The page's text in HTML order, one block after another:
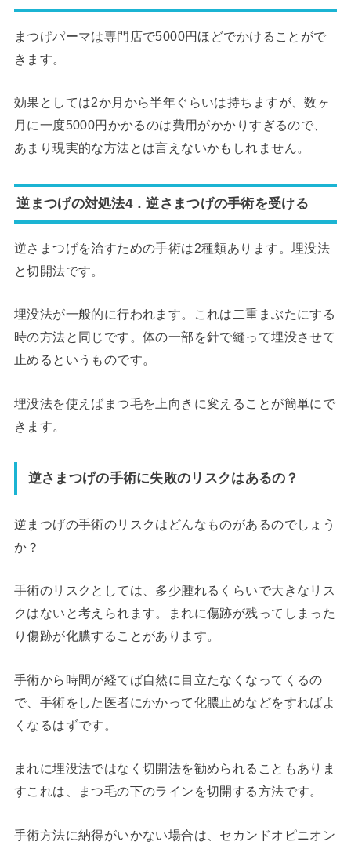
まつげパーマは専門店で5000円ほどでかけることがで
きます。
効果としては2か月から半年ぐらいは持ちますが、数ヶ
月に一度5000円かかるのは費用がかかりすぎるので、
あまり現実的な方法とは言えないかもしれません。
逆まつげの対処法4．逆さまつげの手術を受ける
逆さまつげを治すための手術は2種類あります。埋没法
と切開法です。
埋没法が一般的に行われます。これは二重まぶたにする
時の方法と同じです。体の一部を針で縫って埋没させて
止めるというものです。
埋没法を使えばまつ毛を上向きに変えることが簡単にで
きます。
逆さまつげの手術に失敗のリスクはあるの？
逆まつげの手術のリスクはどんなものがあるのでしょう
か？
手術のリスクとしては、多少腫れるくらいで大きなリス
クはないと考えられます。まれに傷跡が残ってしまった
り傷跡が化膿することがあります。
手術から時間が経てば自然に目立たなくなってくるの
で、手術をした医者にかかって化膿止めなどをすればよ
くなるはずです。
まれに埋没法ではなく切開法を勧められることもありま
すこれは、まつ毛の下のラインを切開する方法です。
手術方法に納得がいかない場合は、セカンドオピニオン